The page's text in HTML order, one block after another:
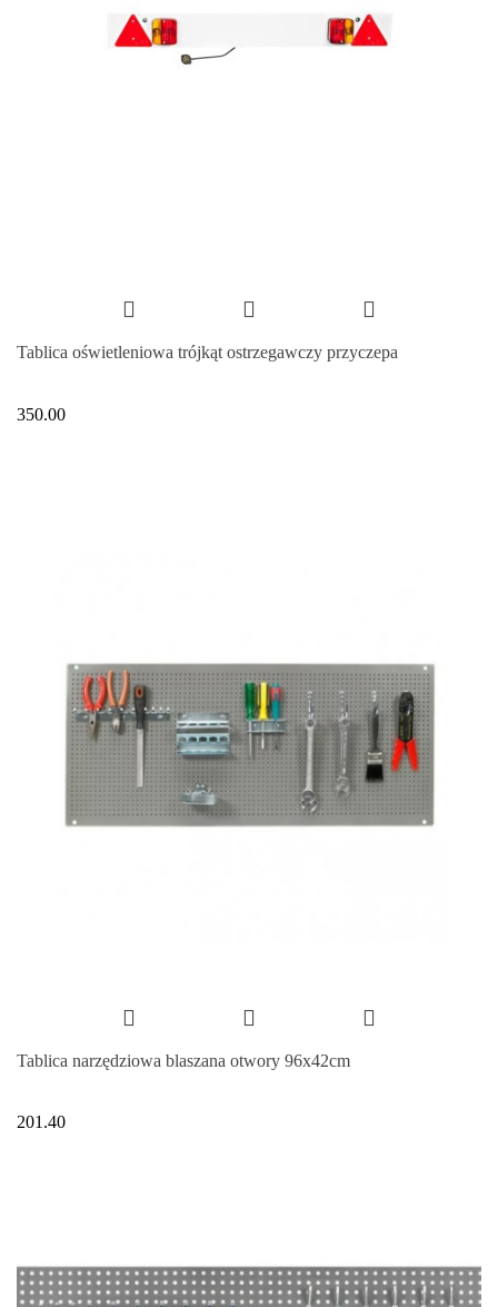
Tablica oświetleniowa trójkąt ostrzegawczy przyczepa
350.00
Tablica narzędziowa blaszana otwory 96x42cm
201.40